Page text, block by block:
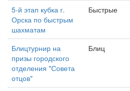
5-й этап кубка г.
Орска по быстрым
шахматам
Быстрые
Блицтурнир на
призы городского
отделения "Совета
отцов"
Блиц